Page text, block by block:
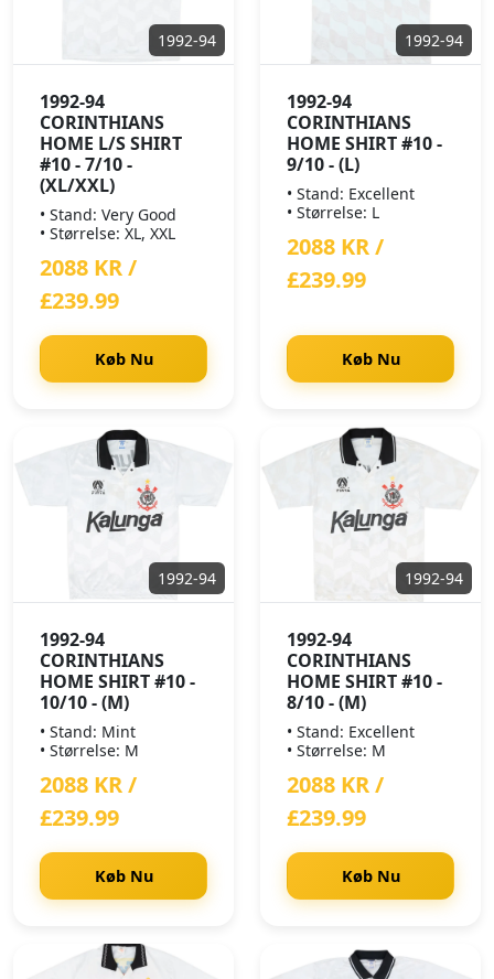
1992-94
1992-94
CORINTHIANS
HOME L/S SHIRT
#10 - 7/10 -
(XL/XXL)
• Stand: Very Good
• Størrelse: XL, XXL
2088 KR /
£239.99
Køb Nu
1992-94
1992-94
CORINTHIANS
HOME SHIRT #10 -
9/10 - (L)
• Stand: Excellent
• Størrelse: L
2088 KR /
£239.99
Køb Nu
1992-94
1992-94
CORINTHIANS
HOME SHIRT #10 -
10/10 - (M)
• Stand: Mint
• Størrelse: M
2088 KR /
£239.99
Køb Nu
1992-94
1992-94
CORINTHIANS
HOME SHIRT #10 -
8/10 - (M)
• Stand: Excellent
• Størrelse: M
2088 KR /
£239.99
Køb Nu